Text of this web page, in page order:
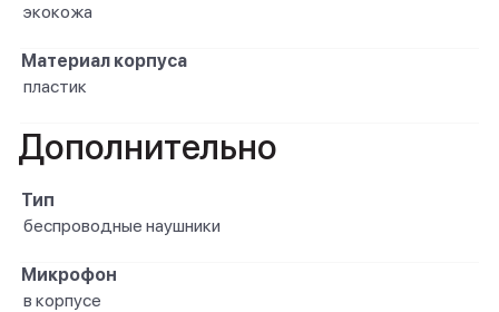
экокожа
Материал корпуса
пластик
Дополнительно
Тип
беспроводные наушники
Микрофон
в корпусе